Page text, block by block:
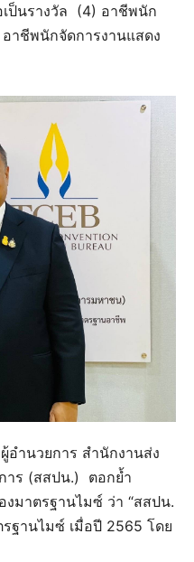
เป็นรางวัล (4) อาชีพนัก
าชีพนักจัดการงานแสดง
อำนวยการ สำนักงานส่ง
าร (สสปน.) ตอกย้ำ
มาตรฐานไมซ์ ว่า “สสปน.
ฐานไมซ์ เมื่อปี 2565 โดย